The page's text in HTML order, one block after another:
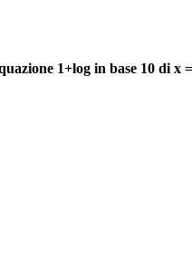
1+log in base 10 di x